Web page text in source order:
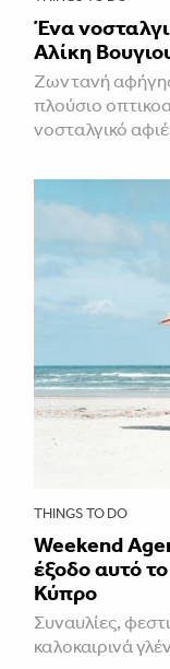
Ένα
Αλίκη
Ζωντανή
πλούσιο
νοσταλγικό
THINGS TO DO
Weekend
έξοδο αυτό
Κύπρο
Συναυλίες,
καλοκαιρινά